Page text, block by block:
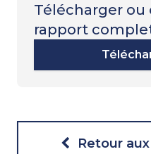
Télécharger
rapport
Retour